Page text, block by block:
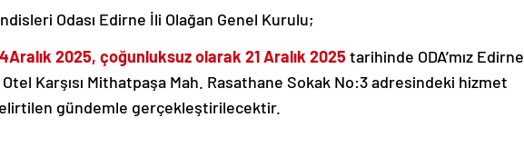
Odası Edirne İli Olağan Genel Kurulu;
2025, çoğunluksuz olarak 21 Aralık 2025 tarihinde ODA’mız Edirne
Karşısı Mithatpaşa Mah. Rasathane Sokak No:3 adresindeki hizmet
gündemle gerçekleştirilecektir.